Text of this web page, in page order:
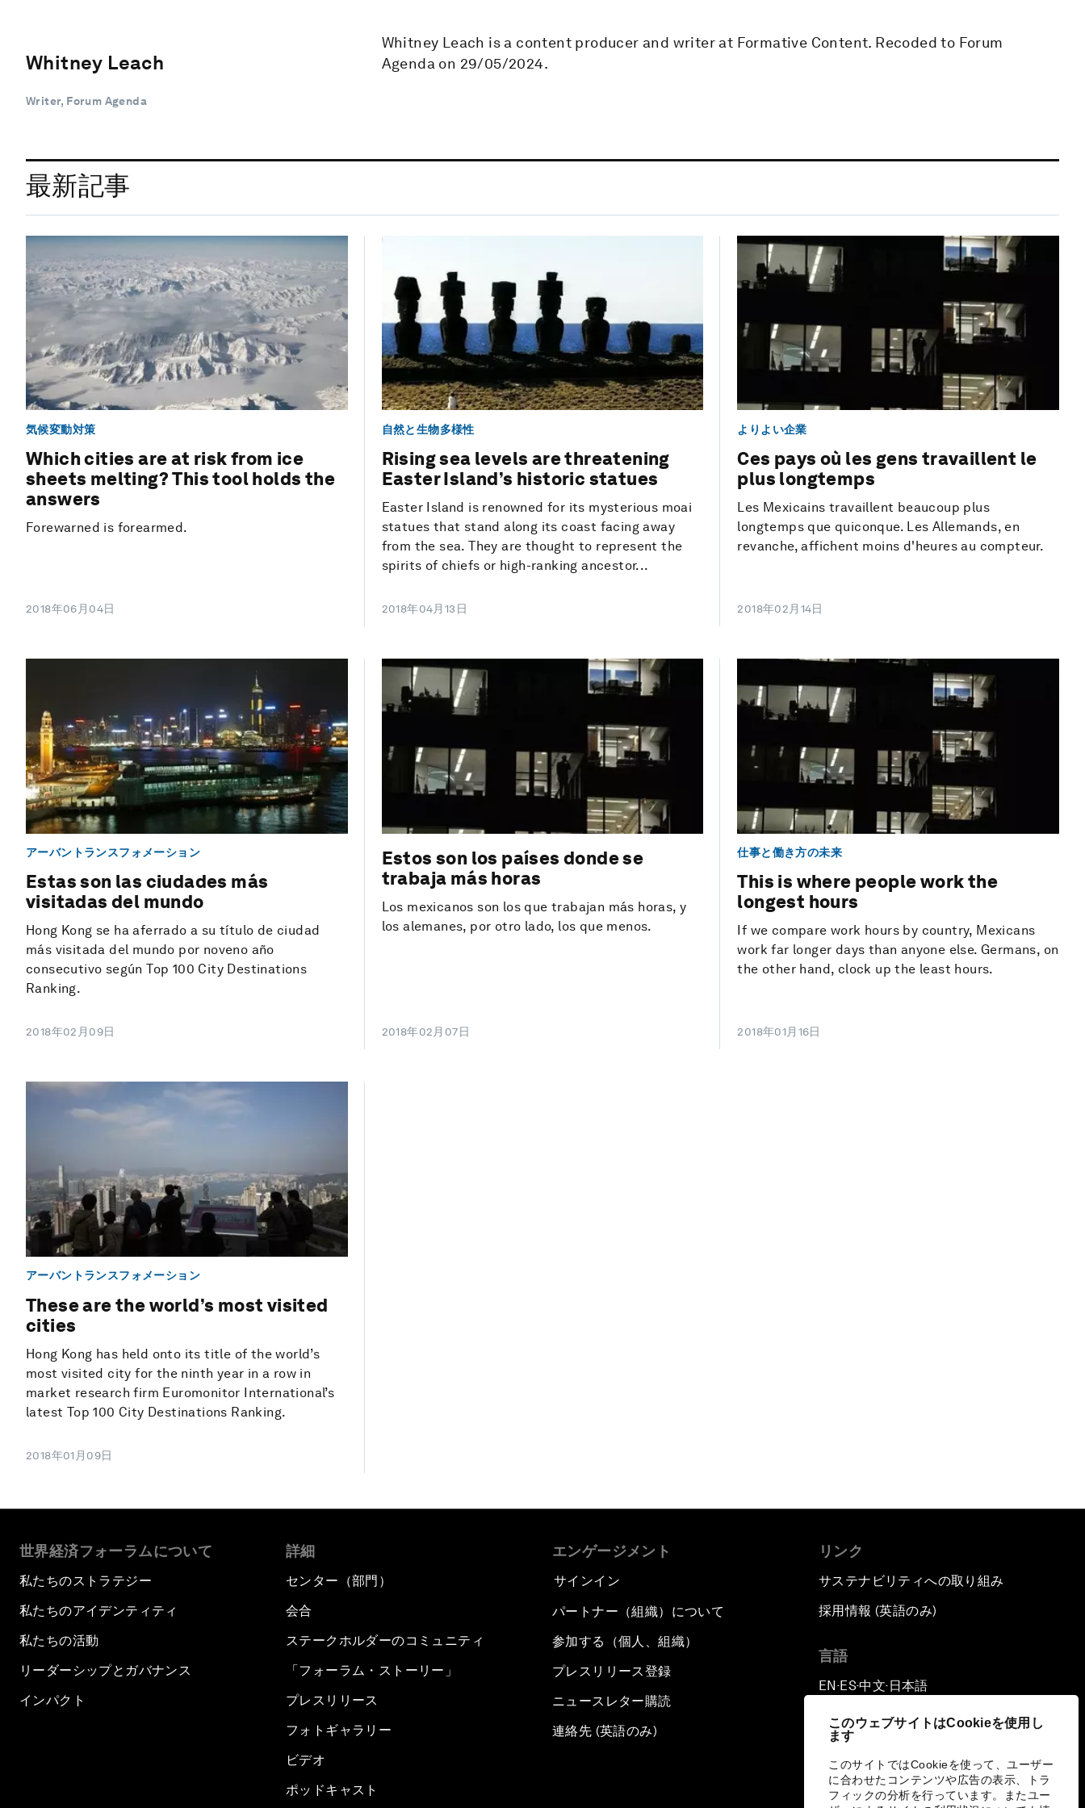
このウェブサイトはCookieを使用し
ます
このサイトではCookieを使って、ユーザー
に合わせたコンテンツや広告の表示、トラ
フィックの分析を行っています。またユー
Whitney Leach
Writer, Forum Agenda
Whitney Leach is a content producer and writer at Formative Content. Recoded to Forum
Agenda on 29/05/2024.
最新記事
気候変動対策
Which cities are at risk from ice
sheets melting? This tool holds the
answers
Forewarned is forearmed.
2018年06月04日
自然と生物多様性
Rising sea levels are threatening
Easter Island’s historic statues
Easter Island is renowned for its mysterious moai
statues that stand along its coast facing away
from the sea. They are thought to represent the
spirits of chiefs or high-ranking ancestor...
2018年04月13日
よりよい企業
Ces pays où les gens travaillent le
plus longtemps
Les Mexicains travaillent beaucoup plus
longtemps que quiconque. Les Allemands, en
revanche, affichent moins d'heures au compteur.
2018年02月14日
アーバントランスフォメーション
Estas son las ciudades más
visitadas del mundo
Hong Kong se ha aferrado a su título de ciudad
más visitada del mundo por noveno año
consecutivo según Top 100 City Destinations
Ranking.
2018年02月09日
Estos son los países donde se
trabaja más horas
Los mexicanos son los que trabajan más horas, y
los alemanes, por otro lado, los que menos.
2018年02月07日
仕事と働き方の未来
This is where people work the
longest hours
If we compare work hours by country, Mexicans
work far longer days than anyone else. Germans, on
the other hand, clock up the least hours.
2018年01月16日
アーバントランスフォメーション
These are the world’s most visited
cities
Hong Kong has held onto its title of the world’s
most visited city for the ninth year in a row in
market research firm Euromonitor International’s
latest Top 100 City Destinations Ranking.
2018年01月09日
世界経済フォーラムについて
私たちのストラテジー
私たちのアイデンティティ
私たちの活動
リーダーシップとガバナンス
インパクト
詳細
センター（部門）
会合
ステークホルダーのコミュニティ
「フォーラム・ストーリー」
プレスリリース
フォトギャラリー
ビデオ
ポッドキャスト
エンゲージメント
サインイン
パートナー（組織）について
参加する（個人、組織）
プレスリリース登録
ニュースレター購読
連絡先 (英語のみ)
リンク
サステナビリティへの取り組み
採用情報 (英語のみ)
言語
EN ▪ES▪中文▪ 日本語